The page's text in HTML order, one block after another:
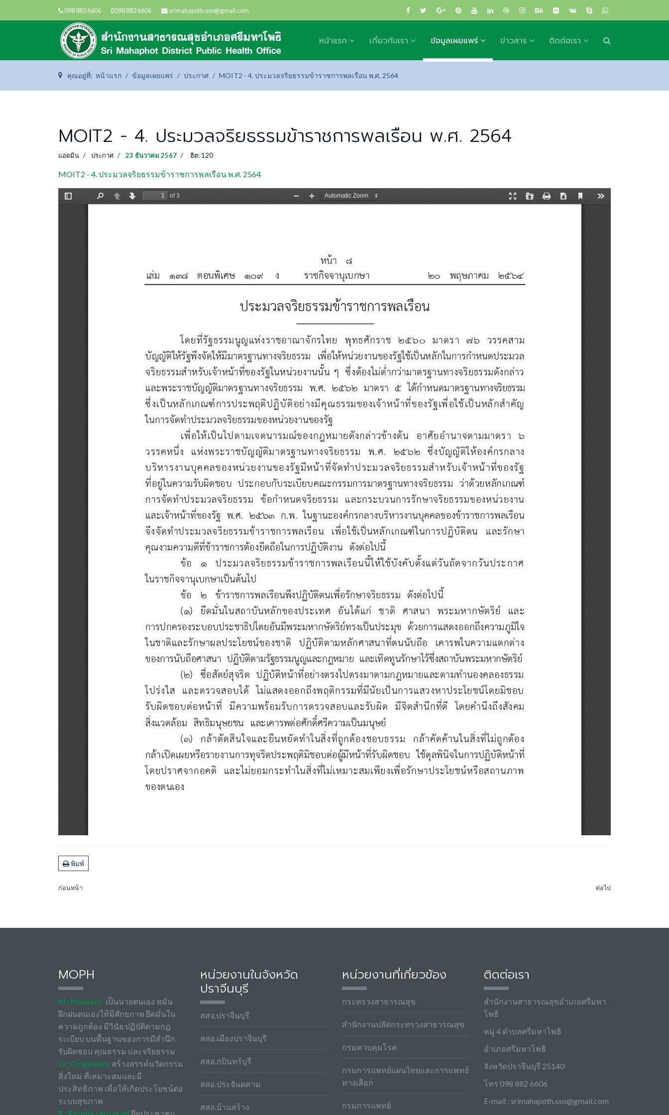
098 882 6606 098 882 6606 srimahapoth.sso@gmail.com
หน้าแรก เกี่ยวกับเรา ข้อมูลเผยแพร่ ข่าวสาร ติดต่อเรา
คุณอยู่ที่: หน้าแรก ข้อมูลเผยแพร่ ประกาศ MOIT2 - 4. ประมวลจริยธรรมข้าราชการพลเรือน พ.ศ. 2564
MOIT2 - 4. ประมวลจริยธรรมข้าราชการพลเรือน พ.ศ. 2564
แอดมิน ประกาศ 23 ธันวาคม 2567 ฮิต: 120
MOIT2 - 4. ประมวลจริยธรรมข้าราชการพลเรือน พ.ศ. 2564
พิมพ์
ก่อนหน้า ต่อไป
MOPH
M : Mastery เป็นนายตนเอง หมั่น
ฝึกฝนตนเองให้มีศักยภาพ ยึดมั่นใน
ความถูกต้อง มีวินัย ปฏิบัติตามกฎ
ระเบียบ บนพื้นฐานของการมีสำนึก
รับผิดชอบ คุณธรรม และจริยธรรม
O : Originality สร้างสรรค์นวัตกรรม
สิ่งใหม่ ที่เหมาะสมและมี
ประสิทธิภาพ เพื่อให้เกิดประโยชน์ต่อ
ระบบสุขภาพ
หน่วยงานในจังหวัด
ปราจีนบุรี
สสจ.ปราจีนบุรี
สสอ.เมืองปราจีนบุรี
สสอ.กบินทร์บุรี
สสอ.ประจันตคาม
สสอ.บ้านสร้าง
หน่วยงานที่เกี่ยวข้อง
กระทรวงสาธารณสุข
สำนักงานปลัดกระทรวงสาธารณสุข
กรมควบคุมโรค
กรมการแพทย์แผนไทยและการแพทย์
ทางเลือก
กรมการแพทย์
ติดต่อเรา
สำนักงานสาธารณสุขอำเภอศรีมหา
โพธิ
หมู่ 4 ตำบลศรีมหาโพธิ
อำเภอศรีมหาโพธิ
จังหวัดปราจีนบุรี 25140
โทร 098 882 6606
E-mail : srimahapoth.sso@gmail.com